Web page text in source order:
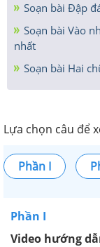
Soạn bài Đập
Soạn bài Vào
nhất
Soạn bài Hai
Lựa chọn câu để
Phần I
Phần I
Video hướng